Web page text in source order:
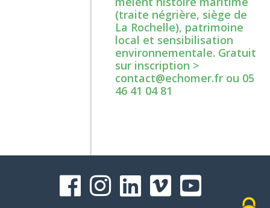
(traite négrière, siège de
La Rochelle), patrimoine
local et sensibilisation
environnementale. Gratuit
sur inscription >
contact@echomer.fr ou 05
46 41 04 81